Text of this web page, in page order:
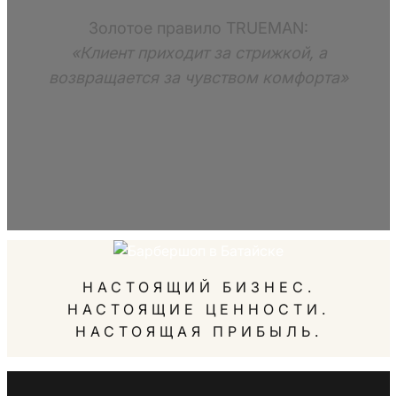
Золотое правило TRUEMAN:
«Клиент приходит за стрижкой, а
возвращается за чувством комфорта»
НАСТОЯЩИЙ БИЗНЕС.
НАСТОЯЩИЕ ЦЕННОСТИ.
НАСТОЯЩАЯ ПРИБЫЛЬ.